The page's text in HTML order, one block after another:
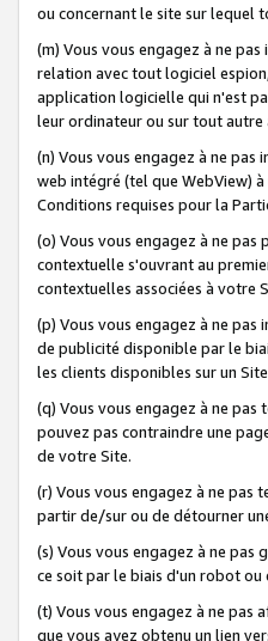
ou concernant le site sur lequel
(m) Vous vous engagez à ne
relation avec tout logiciel
application logicielle qui n'est
leur ordinateur ou sur tout
(n) Vous vous engagez à ne
web intégré (tel que WebView)
Conditions requises pour la
(o) Vous vous engagez à ne
contextuelle s'ouvrant au
contextuelles associées à votre
(p) Vous vous engagez à ne
de publicité disponible par le
les clients disponibles sur un
(q) Vous vous engagez à ne pas
pouvez pas contraindre une
de votre Site.
(r) Vous vous engagez à ne
partir de/sur ou de détourner
(s) Vous vous engagez à ne pas
ce soit par le biais d'un robot
(t) Vous vous engagez à ne pas
que vous ayez obtenu un lien